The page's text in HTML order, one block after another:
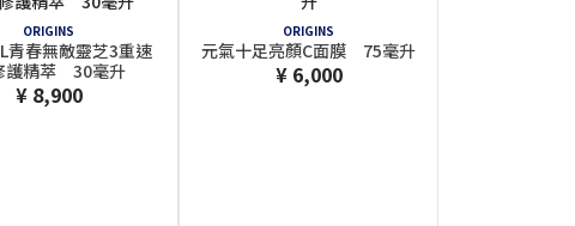
ORIGINS
青春無敵靈芝3重速
護精萃 30毫升
¥ 8,900
ORIGINS
元氣十足亮顏C面膜 75毫升
¥ 6,000